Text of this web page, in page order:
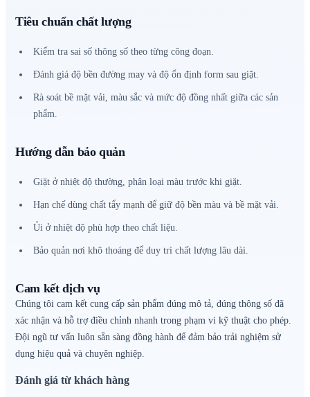
Tiêu chuẩn chất lượng
Kiểm tra sai số thông số theo từng công đoạn.
Đánh giá độ bền đường may và độ ổn định form sau giặt.
Rà soát bề mặt vải, màu sắc và mức độ đồng nhất giữa các sản
phẩm.
Hướng dẫn bảo quản
Giặt ở nhiệt độ thường, phân loại màu trước khi giặt.
Hạn chế dùng chất tẩy mạnh để giữ độ bền màu và bề mặt vải.
Ủi ở nhiệt độ phù hợp theo chất liệu.
Bảo quản nơi khô thoáng để duy trì chất lượng lâu dài.
Cam kết dịch vụ
Chúng tôi cam kết cung cấp sản phẩm đúng mô tả, đúng thông số đã
xác nhận và hỗ trợ điều chỉnh nhanh trong phạm vi kỹ thuật cho phép.
Đội ngũ tư vấn luôn sẵn sàng đồng hành để đảm bảo trải nghiệm sử
dụng hiệu quả và chuyên nghiệp.
Đánh giá từ khách hàng